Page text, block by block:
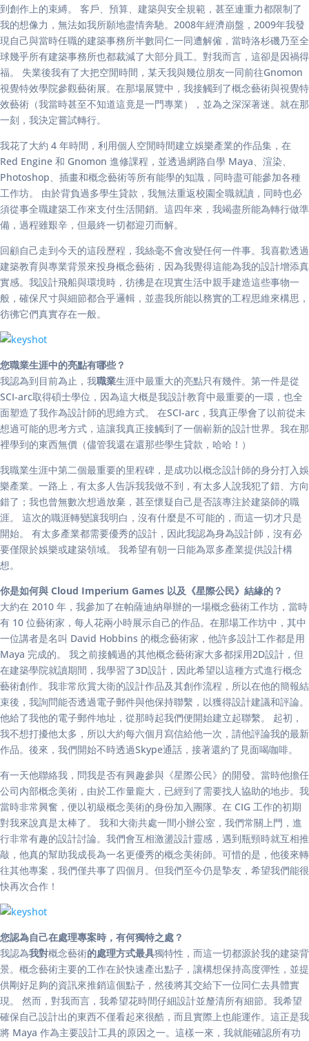
到創作上的束縛。 客戶、預算、建築與安全規範，甚至連重力都限制了
我的想像力，無法如我所願地盡情奔馳。2008年經濟崩盤，2009年我發
現自己與當時任職的建築事務所半數同仁一同遭解僱，當時洛杉磯乃至全
球幾乎所有建築事務所也都裁減了大部分員工。對我而言，這卻是因禍得
福。 失業後我有了大把空閒時間，某天我與幾位朋友一同前往Gnomon
視覺特效學院參觀藝術展。在那場展覽中，我接觸到了概念藝術與視覺特
效藝術（我當時甚至不知道這竟是一門專業），並為之深深著迷。就在那
一刻，我決定嘗試轉行。
我花了大約 4 年時間，利用個人空閒時間建立娛樂產業的作品集，在
Red Engine 和 Gnomon 進修課程，並透過網路自學 Maya、渲染、
Photoshop、插畫和概念藝術等所有能學的知識，同時盡可能參加各種
工作坊。 由於背負過多學生貸款，我無法重返校園全職就讀，同時也必
須從事全職建築工作來支付生活開銷。這四年來，我竭盡所能為轉行做準
備，過程雖艱辛，但最終一切都迎刃而解。
回顧自己走到今天的這段歷程，我絲毫不會改變任何一件事。我喜歡透過
建築教育與專業背景來投身概念藝術，因為我覺得這能為我的設計增添真
實感。我設計飛船與環境時，彷彿是在現實生活中親手建造這些事物一
般，確保尺寸與細節都合乎邏輯，並盡我所能以務實的工程思維來構思，
彷彿它們真實存在一般。
您職業生涯中的亮點有哪些？
我認為到目前為止，我職業生涯中最重大的亮點只有幾件。第一件是從
SCI-arc取得碩士學位，因為這大概是我設計教育中最重要的一環，也全
面塑造了我作為設計師的思維方式。 在SCI-arc，我真正學會了以前從未
想過可能的思考方式，這讓我真正接觸到了一個嶄新的設計世界。我在那
裡學到的東西無價（儘管我還在還那些學生貸款，哈哈！）
我職業生涯中第二個最重要的里程碑，是成功以概念設計師的身分打入娛
樂產業。一路上，有太多人告訴我我做不到，有太多人說我犯了錯、方向
錯了；我也曾無數次想過放棄，甚至懷疑自己是否該專注於建築師的職
涯。 這次的職涯轉變讓我明白，沒有什麼是不可能的，而這一切才只是
開始。 有太多產業都需要優秀的設計，因此我認為身為設計師，沒有必
要僅限於娛樂或建築領域。 我希望有朝一日能為眾多產業提供設計構
想。
你是如何與 Cloud Imperium Games 以及《星際公民》結緣的？
大約在 2010 年，我參加了在帕薩迪納舉辦的一場概念藝術工作坊，當時
有 10 位藝術家，每人花兩小時展示自己的作品。在那場工作坊中，其中
一位講者是名叫 David Hobbins 的概念藝術家，他許多設計工作都是用
Maya 完成的。 我之前接觸過的其他概念藝術家大多都採用2D設計，但
在建築學院就讀期間，我學習了3D設計，因此希望以這種方式進行概念
藝術創作。我非常欣賞大衛的設計作品及其創作流程，所以在他的簡報結
束後，我詢問能否透過電子郵件與他保持聯繫，以獲得設計建議和評論。
他給了我他的電子郵件地址，從那時起我們便開始建立起聯繫。 起初，
我不想打擾他太多，所以大約每六個月寫信給他一次，請他評論我的最新
作品。後來，我們開始不時透過Skype通話，接著還約了見面喝咖啡。
有一天他聯絡我，問我是否有興趣參與《星際公民》的開發。當時他擔任
公司內部概念美術，由於工作量龐大，已經到了需要找人協助的地步。我
當時非常興奮，便以初級概念美術的身份加入團隊。在 CIG 工作的初期
對我來說真是太棒了。 我和大衛共處一間小辦公室，我們常關上門，進
行非常有趣的設計討論。我們會互相激盪設計靈感，遇到瓶頸時就互相推
敲，他真的幫助我成長為一名更優秀的概念美術師。可惜的是，他後來轉
往其他專案，我們僅共事了四個月。但我們至今仍是摯友，希望我們能很
快再次合作！
您認為自己在處理專案時，有何獨特之處？
我認為我對概念藝術的處理方式最具獨特性，而這一切都源於我的建築背
景。概念藝術主要的工作在於快速產出點子，讓構想保持高度彈性，並提
供剛好足夠的資訊來推銷這個點子，然後將其交給下一位同仁去具體實
現。 然而，對我而言，我希望花時間仔細設計並釐清所有細節。我希望
確保自己設計出的東西不僅看起來很酷，而且實際上也能運作。這正是我
將 Maya 作為主要設計工具的原因之一。這樣一來，我就能確認所有功